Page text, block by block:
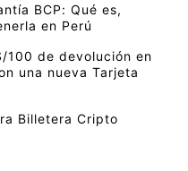
BCP: Qué es,
en Perú
100 de devolución en
una nueva Tarjeta
Billetera Cripto